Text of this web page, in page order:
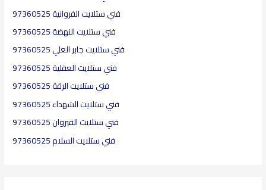
r
:
فني ستلايت الفروانية 97360525
فني ستلايت النهضة 97360525
فني ستلايت جابر العلي 97360525
فني ستلايت العقلية​ 97360525
فني ستلايت الرقة 97360525
فني ستلايت الشهداء 97360525
فني ستلايت القيروان 97360525
فني ستلايت السلام 97360525